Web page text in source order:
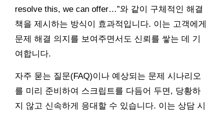
resolve this, we can offer…”와 같이 구체적인 해결
책을 제시하는 방식이 효과적입니다. 이는 고객에게
문제 해결 의지를 보여주면서도 신뢰를 쌓는 데 기
여합니다.
자주 묻는 질문(FAQ)이나 예상되는 문제 시나리오
를 미리 준비하여 스크립트를 다듬어 두면, 당황하
지 않고 신속하게 응대할 수 있습니다. 이는 상담 시